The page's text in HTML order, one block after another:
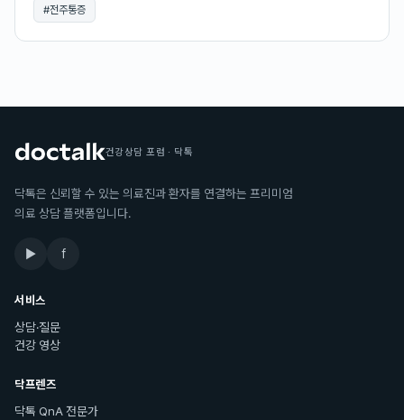
#전주통증
건강상담 포럼 · 닥톡
닥톡은 신뢰할 수 있는 의료진과 환자를 연결하는 프리미엄
의료 상담 플랫폼입니다.
▶ f
서비스
상담·질문
건강 영상
닥프렌즈
닥톡 QnA 전문가